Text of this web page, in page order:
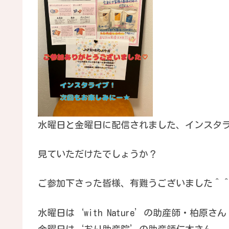
水曜日と金曜日に配信されました、インスタ
見ていただけたでしょうか？
ご参加下さった皆様、有難うございました＾＾
水曜日は‘with Nature’の助産師・柏原さん